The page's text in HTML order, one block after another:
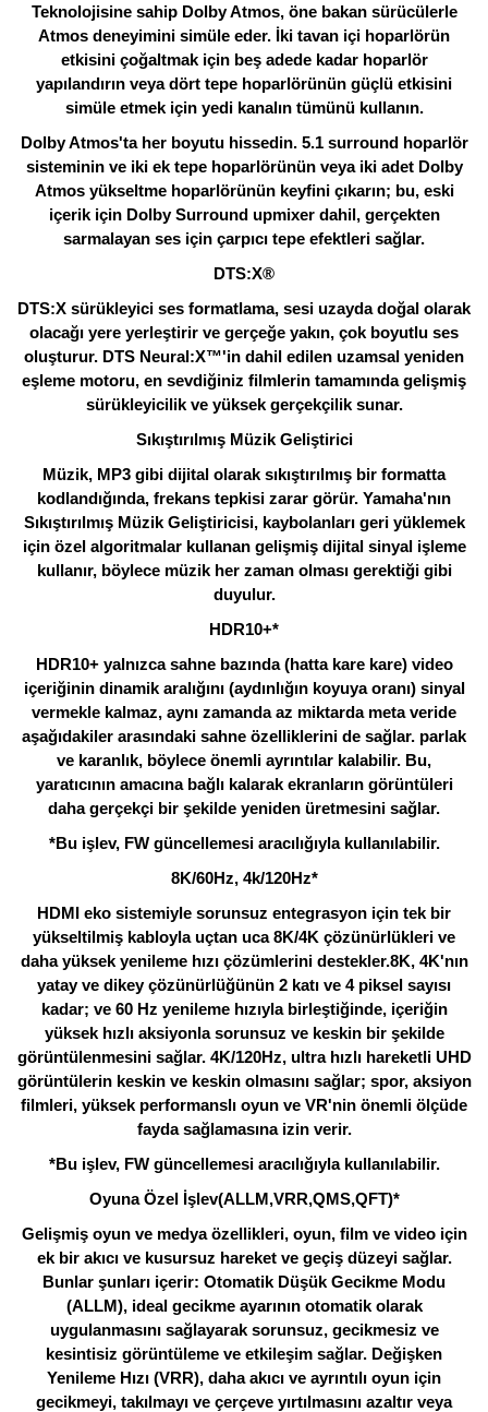
Teknolojisine sahip Dolby Atmos, öne bakan sürücülerle
Atmos deneyimini simüle eder. İki tavan içi hoparlörün
etkisini çoğaltmak için beş adede kadar hoparlör
yapılandırın veya dört tepe hoparlörünün güçlü etkisini
simüle etmek için yedi kanalın tümünü kullanın.
Dolby Atmos'ta her boyutu hissedin. 5.1 surround hoparlör
sisteminin ve iki ek tepe hoparlörünün veya iki adet Dolby
Atmos yükseltme hoparlörünün keyfini çıkarın; bu, eski
içerik için Dolby Surround upmixer dahil, gerçekten
sarmalayan ses için çarpıcı tepe efektleri sağlar.
DTS:X®
DTS:X sürükleyici ses formatlama, sesi uzayda doğal olarak
olacağı yere yerleştirir ve gerçeğe yakın, çok boyutlu ses
oluşturur. DTS Neural:X™'in dahil edilen uzamsal yeniden
eşleme motoru, en sevdiğiniz filmlerin tamamında gelişmiş
sürükleyicilik ve yüksek gerçekçilik sunar.
Sıkıştırılmış Müzik Geliştirici
Müzik, MP3 gibi dijital olarak sıkıştırılmış bir formatta
kodlandığında, frekans tepkisi zarar görür. Yamaha'nın
Sıkıştırılmış Müzik Geliştiricisi, kaybolanları geri yüklemek
için özel algoritmalar kullanan gelişmiş dijital sinyal işleme
kullanır, böylece müzik her zaman olması gerektiği gibi
duyulur.
HDR10+*
HDR10+ yalnızca sahne bazında (hatta kare kare) video
içeriğinin dinamik aralığını (aydınlığın koyuya oranı) sinyal
vermekle kalmaz, aynı zamanda az miktarda meta veride
aşağıdakiler arasındaki sahne özelliklerini de sağlar. parlak
ve karanlık, böylece önemli ayrıntılar kalabilir. Bu,
yaratıcının amacına bağlı kalarak ekranların görüntüleri
daha gerçekçi bir şekilde yeniden üretmesini sağlar.
*Bu işlev, FW güncellemesi aracılığıyla kullanılabilir.
8K/60Hz, 4k/120Hz*
HDMI eko sistemiyle sorunsuz entegrasyon için tek bir
yükseltilmiş kabloyla uçtan uca 8K/4K çözünürlükleri ve
daha yüksek yenileme hızı çözümlerini destekler.8K, 4K'nın
yatay ve dikey çözünürlüğünün 2 katı ve 4 piksel sayısı
kadar; ve 60 Hz yenileme hızıyla birleştiğinde, içeriğin
yüksek hızlı aksiyonla sorunsuz ve keskin bir şekilde
görüntülenmesini sağlar. 4K/120Hz, ultra hızlı hareketli UHD
görüntülerin keskin ve keskin olmasını sağlar; spor, aksiyon
filmleri, yüksek performanslı oyun ve VR'nin önemli ölçüde
fayda sağlamasına izin verir.
*Bu işlev, FW güncellemesi aracılığıyla kullanılabilir.
Oyuna Özel İşlev(ALLM,VRR,QMS,QFT)*
Gelişmiş oyun ve medya özellikleri, oyun, film ve video için
ek bir akıcı ve kusursuz hareket ve geçiş düzeyi sağlar.
Bunlar şunları içerir: Otomatik Düşük Gecikme Modu
(ALLM), ideal gecikme ayarının otomatik olarak
uygulanmasını sağlayarak sorunsuz, gecikmesiz ve
kesintisiz görüntüleme ve etkileşim sağlar. Değişken
Yenileme Hızı (VRR), daha akıcı ve ayrıntılı oyun için
gecikmeyi, takılmayı ve çerçeve yırtılmasını azaltır veya